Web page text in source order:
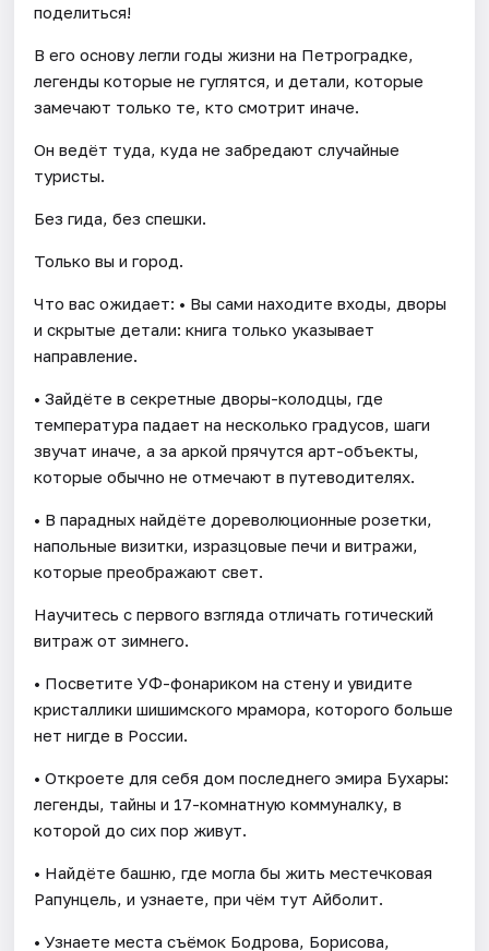
поделиться!
В его основу легли годы жизни на Петроградке,
легенды которые не гуглятся, и детали, которые
замечают только те, кто смотрит иначе.
Он ведёт туда, куда не забредают случайные
туристы.
Без гида, без спешки.
Только вы и город.
Что вас ожидает: • Вы сами находите входы, дворы
и скрытые детали: книга только указывает
направление.
• Зайдёте в секретные дворы-колодцы, где
температура падает на несколько градусов, шаги
звучат иначе, а за аркой прячутся арт-объекты,
которые обычно не отмечают в путеводителях.
• В парадных найдёте дореволюционные розетки,
напольные визитки, изразцовые печи и витражи,
которые преображают свет.
Научитесь с первого взгляда отличать готический
витраж от зимнего.
• Посветите УФ-фонариком на стену и увидите
кристаллики шишимского мрамора, которого больше
нет нигде в России.
• Откроете для себя дом последнего эмира Бухары:
легенды, тайны и 17-комнатную коммуналку, в
которой до сих пор живут.
• Найдёте башню, где могла бы жить местечковая
Рапунцель, и узнаете, при чём тут Айболит.
• Узнаете места съёмок Бодрова, Борисова,